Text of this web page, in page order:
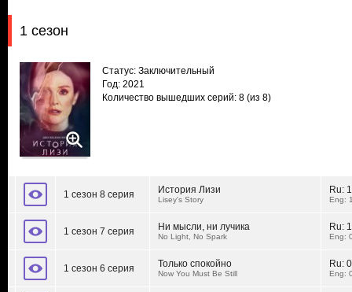
1 сезон
Статус: Заключительный
Год: 2021
Количество вышедших серий: 8 (из 8)
1 сезон 8 серия История Лизи
Lisey's Story
Ru:
Eng:
1 сезон 7 серия Ни мысли, ни лучика
No Light, No Spark
Ru:
Eng:
1 сезон 6 серия Только спокойно
Now You Must Be Still
Ru:
Eng: